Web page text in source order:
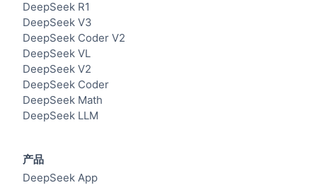
DeepSeek R1
DeepSeek V3
DeepSeek Coder V2
DeepSeek VL
DeepSeek V2
DeepSeek Coder
DeepSeek Math
DeepSeek LLM
产品
DeepSeek App